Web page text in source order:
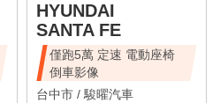
HYUNDAI
SANTA FE
僅跑5萬 定速 電動座椅
倒車影像
台中市 /駿曜汽車